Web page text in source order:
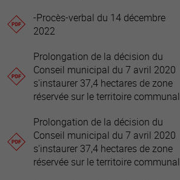
-Procès-verbal du 14 décembre
2022
Prolongation de la décision du
Conseil municipal du 7 avril 2020
s'instaurer 37,4 hectares de zone
réservée sur le territoire communal
Prolongation de la décision du
Conseil municipal du 7 avril 2020
s'instaurer 37,4 hectares de zone
réservée sur le territoire communal